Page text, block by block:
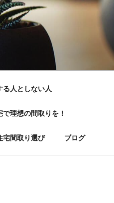
る人としない人
で理想の間取りを！
宅間取り選び ブログ